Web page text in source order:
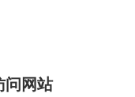
问网站